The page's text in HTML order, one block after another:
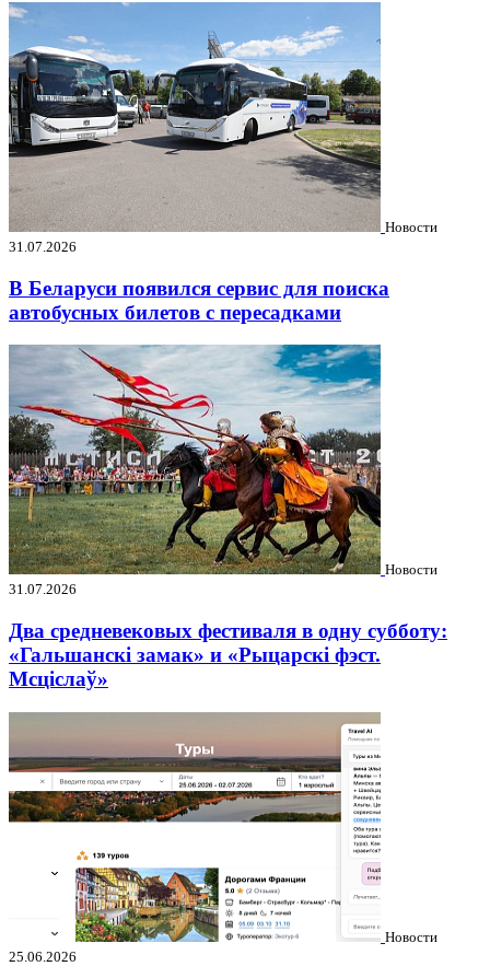
Новости
31.07.2026
В Беларуси появился сервис для поиска
автобусных билетов с пересадками
Новости
31.07.2026
Два средневековых фестиваля в одну субботу:
«Гальшанскі замак» и «Рыцарскі фэст.
Мсціслаў»
Новости
25.06.2026